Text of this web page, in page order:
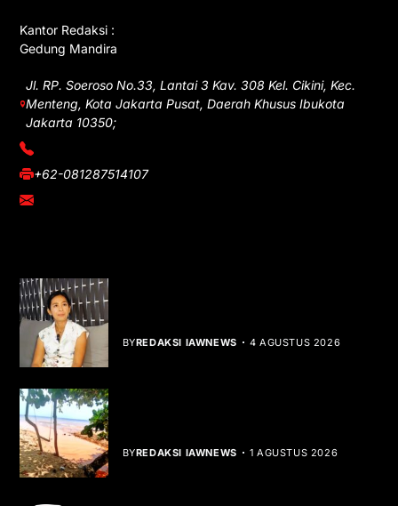
Kantor Redaksi :
Gedung Mandira
Jl. RP. Soeroso No.33, Lantai 3 Kav. 308 Kel. Cikini, Kec.
Menteng, Kota Jakarta Pusat, Daerah Khusus Ibukota
Jakarta 10350;
(021) 3908026
+62-081287514107
adm@iawnews.com
BYREDAKSI IAWNEWS 4 AGUSTUS 2026
BYREDAKSI IAWNEWS 1 AGUSTUS 2026